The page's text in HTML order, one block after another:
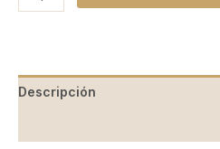
Descripción